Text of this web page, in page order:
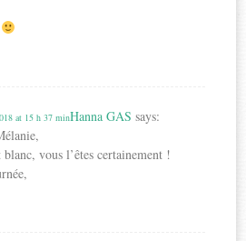
Hanna GAS says:
at 15 h 37 min
blanc, vous l’êtes certainement !